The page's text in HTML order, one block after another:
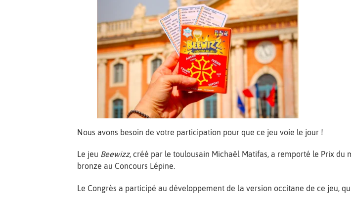
Nous avons besoin de votre participation pour que ce jeu voie le jour !
Le jeu Beewizz, créé par le toulousain Michaël Matifas, a remporté le Prix du
bronze au Concours Lépine.
Le Congrès a participé au développement de la version occitane de ce jeu,